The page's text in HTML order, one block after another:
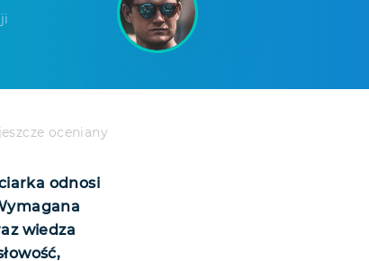
oceniany
odnosi
wiedza